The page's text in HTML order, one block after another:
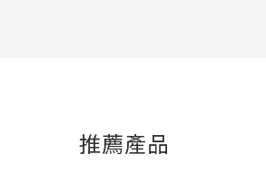
推薦產品
關閉